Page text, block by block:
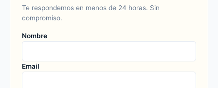
Te respondemos en menos de 24 horas. Sin
compromiso.
Nombre
Email